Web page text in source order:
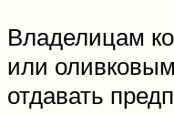
Владелицам
или
отдавать